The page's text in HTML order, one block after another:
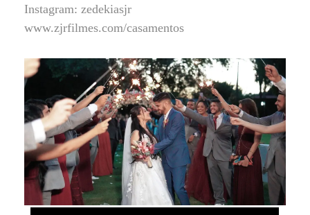
Instagram: zedekiasjr
www.zjrfilmes.com/casamentos